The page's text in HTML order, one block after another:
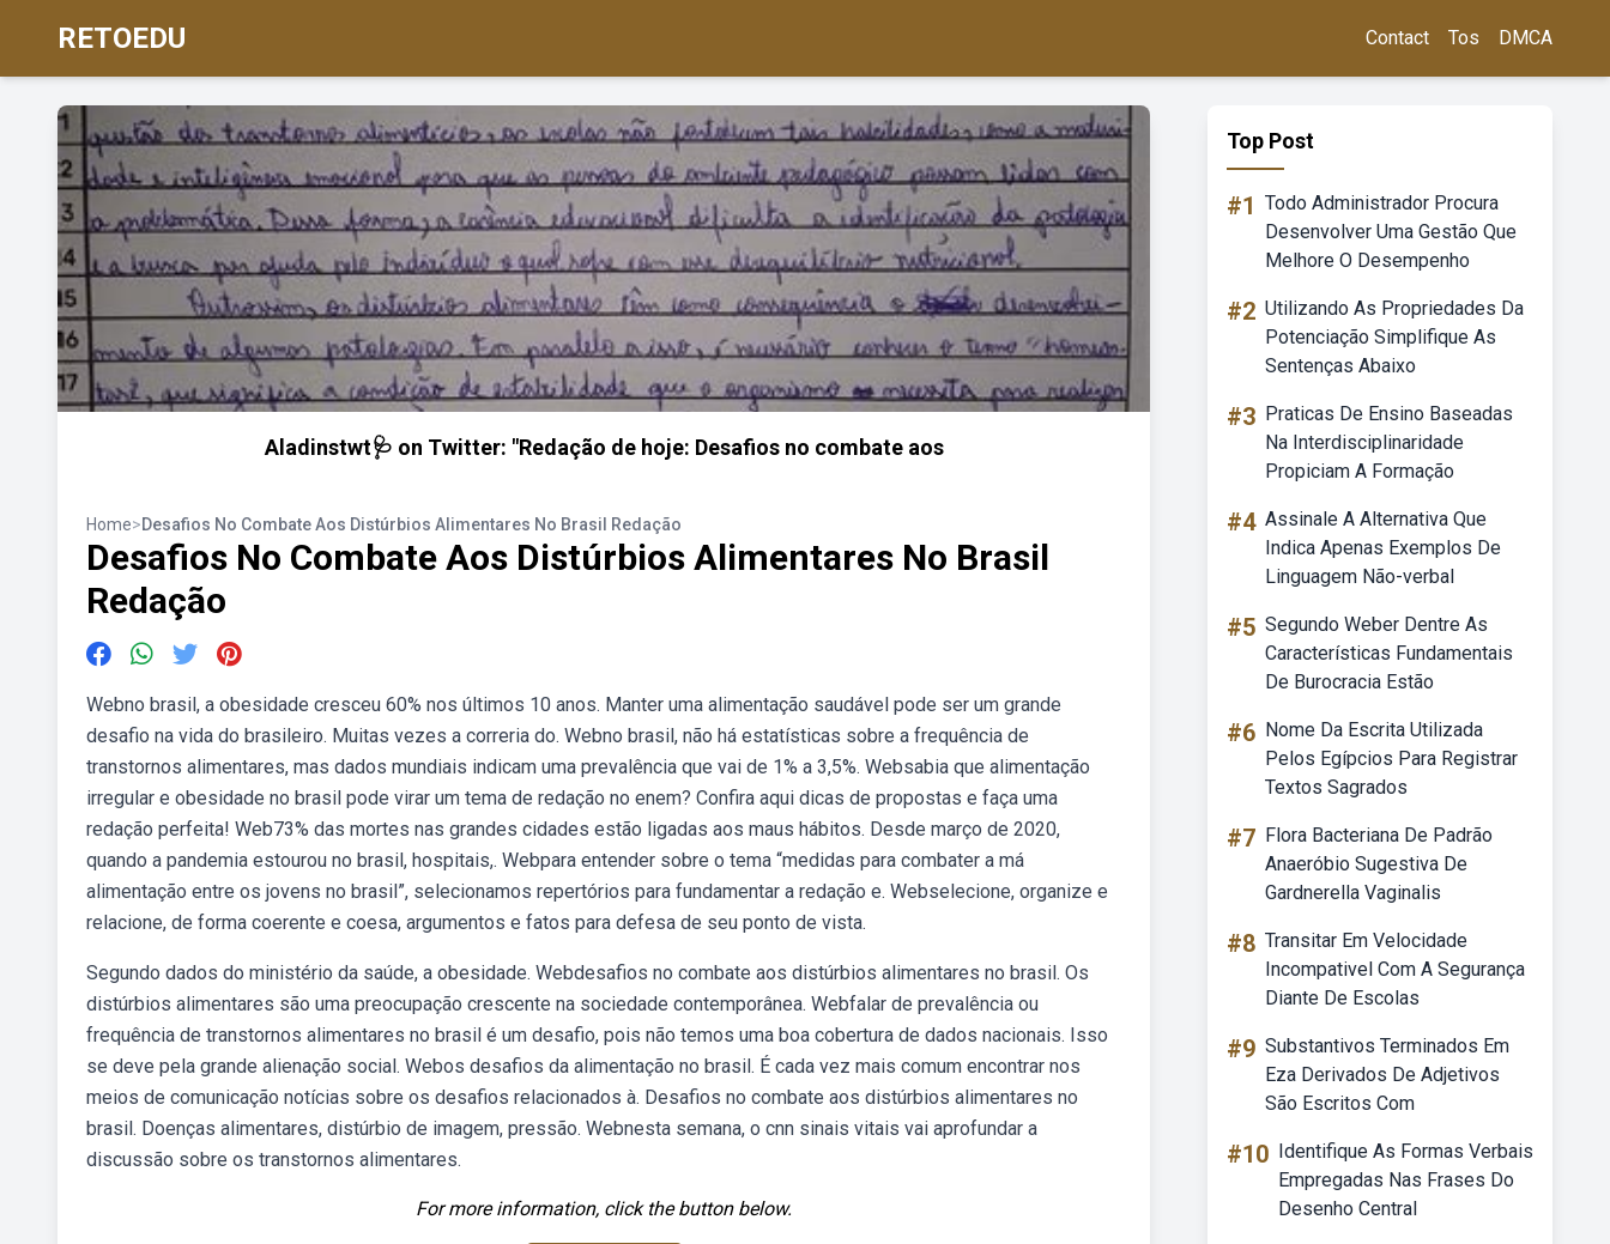
RETOEDU Contact Tos DMCA
Aladinstwt🩺 on Twitter: "Redação de hoje: Desafios no combate aos
Home>Desafios No Combate Aos Distúrbios Alimentares No Brasil Redação
Desafios No Combate Aos Distúrbios Alimentares No Brasil
Redação
Webno brasil, a obesidade cresceu 60% nos últimos 10 anos. Manter uma alimentação saudável pode ser um grande
desafio na vida do brasileiro. Muitas vezes a correria do. Webno brasil, não há estatísticas sobre a frequência de
transtornos alimentares, mas dados mundiais indicam uma prevalência que vai de 1% a 3,5%. Websabia que alimentação
irregular e obesidade no brasil pode virar um tema de redação no enem? Confira aqui dicas de propostas e faça uma
redação perfeita! Web73% das mortes nas grandes cidades estão ligadas aos maus hábitos. Desde março de 2020,
quando a pandemia estourou no brasil, hospitais,. Webpara entender sobre o tema “medidas para combater a má
alimentação entre os jovens no brasil”, selecionamos repertórios para fundamentar a redação e. Webselecione, organize e
relacione, de forma coerente e coesa, argumentos e fatos para defesa de seu ponto de vista.
Segundo dados do ministério da saúde, a obesidade. Webdesafios no combate aos distúrbios alimentares no brasil. Os
distúrbios alimentares são uma preocupação crescente na sociedade contemporânea. Webfalar de prevalência ou
frequência de transtornos alimentares no brasil é um desafio, pois não temos uma boa cobertura de dados nacionais. Isso
se deve pela grande alienação social. Webos desafios da alimentação no brasil. É cada vez mais comum encontrar nos
meios de comunicação notícias sobre os desafios relacionados à. Desafios no combate aos distúrbios alimentares no
brasil. Doenças alimentares, distúrbio de imagem, pressão. Webnesta semana, o cnn sinais vitais vai aprofundar a
discussão sobre os transtornos alimentares.
For more information, click the button below.
Top Post
#1 Todo Administrador Procura
Desenvolver Uma Gestão Que
Melhore O Desempenho
#2 Utilizando As Propriedades Da
Potenciação Simplifique As
Sentenças Abaixo
#3 Praticas De Ensino Baseadas
Na Interdisciplinaridade
Propiciam A Formação
#4 Assinale A Alternativa Que
Indica Apenas Exemplos De
Linguagem Não-verbal
#5 Segundo Weber Dentre As
Características Fundamentais
De Burocracia Estão
#6 Nome Da Escrita Utilizada
Pelos Egípcios Para Registrar
Textos Sagrados
#7 Flora Bacteriana De Padrão
Anaeróbio Sugestiva De
Gardnerella Vaginalis
#8 Transitar Em Velocidade
Incompativel Com A Segurança
Diante De Escolas
#9 Substantivos Terminados Em
Eza Derivados De Adjetivos
São Escritos Com
#10 Identifique As Formas Verbais
Empregadas Nas Frases Do
Desenho Central